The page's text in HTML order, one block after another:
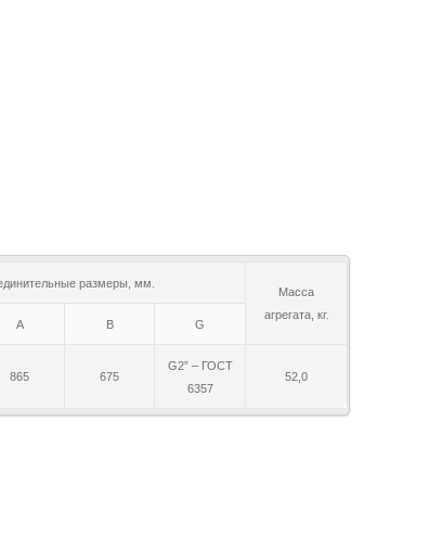
размеры, мм.
Масса
агрегата, кг.
A B G
865 675
G2” – ГОСТ
6357
52,0